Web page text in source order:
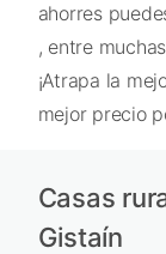
ahorres
, entre
¡Atrapa la
mejor precio
Casas
Gistaín